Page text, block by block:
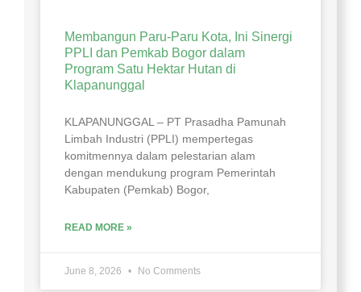
Membangun Paru-Paru Kota, Ini Sinergi
PPLI dan Pemkab Bogor dalam
Program Satu Hektar Hutan di
Klapanunggal
​KLAPANUNGGAL – PT Prasadha Pamunah
Limbah Industri (PPLI) mempertegas
komitmennya dalam pelestarian alam
dengan mendukung program Pemerintah
Kabupaten (Pemkab) Bogor,
READ MORE »
June 8, 2026 No Comments